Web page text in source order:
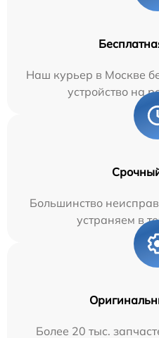
Наш курьер в Москве
устройство на
Большинство
устраняем в
Более 20 тыс.